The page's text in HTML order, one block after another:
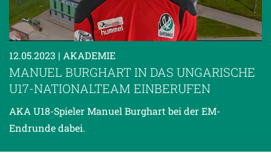
12.05.2023 | AKADEMIE
MANUEL BURGHART IN DAS UNGARISCHE
U17-NATIONALTEAM EINBERUFEN
AKA U18-Spieler Manuel Burghart bei der EM-
Endrunde dabei.